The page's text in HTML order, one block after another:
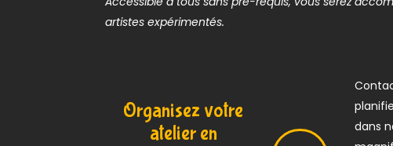
artistes expérimentés.
Organisez votre
atelier en
dans